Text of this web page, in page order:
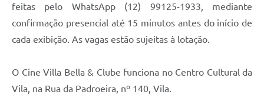
feitas pelo WhatsApp (12) 99125-1933, mediante
confirmação presencial até 15 minutos antes do início de
cada exibição. As vagas estão sujeitas à lotação.
O Cine Villa Bella & Clube funciona no Centro Cultural da
Vila, na Rua da Padroeira, nº 140, Vila.